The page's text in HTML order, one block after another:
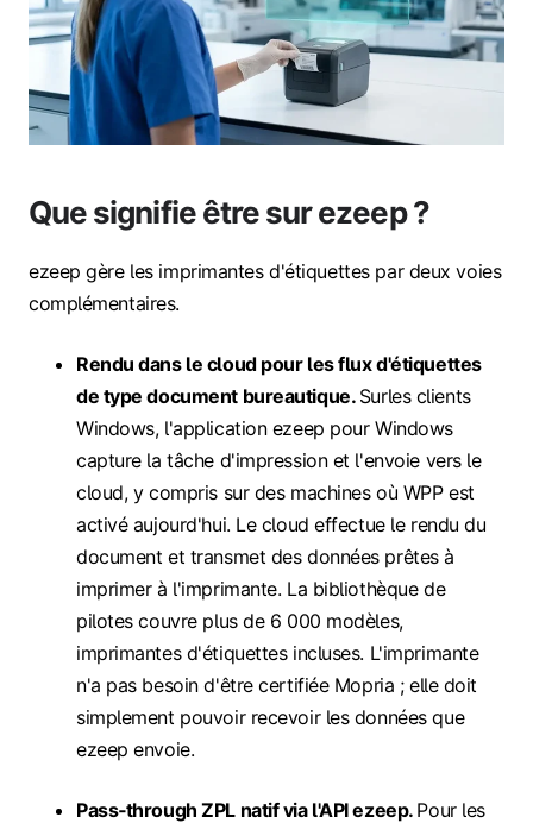
Que signifie être sur ezeep ?
ezeep gère les imprimantes d'étiquettes par deux voies
complémentaires.
Rendu dans le cloud pour les flux d'étiquettes
de type document bureautique. Surles clients
Windows, l'application ezeep pour Windows
capture la tâche d'impression et l'envoie vers le
cloud, y compris sur des machines où WPP est
activé aujourd'hui. Le cloud effectue le rendu du
document et transmet des données prêtes à
imprimer à l'imprimante. La bibliothèque de
pilotes couvre plus de 6 000 modèles,
imprimantes d'étiquettes incluses. L'imprimante
n'a pas besoin d'être certifiée Mopria ; elle doit
simplement pouvoir recevoir les données que
ezeep envoie.
Pass‑through ZPL natif via l'API ezeep. Pour les